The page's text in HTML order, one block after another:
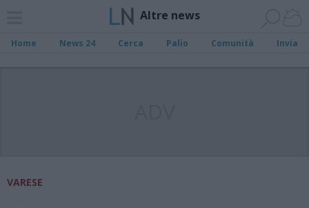
Altre news
Home News 24 Cerca Palio Comunità Invia
VARESE